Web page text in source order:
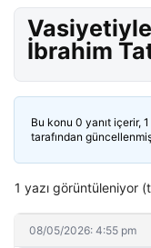
İbrahim
Bu konu 0 yanıt içerir,
tarafından
1 yazı görüntüleniyor
08/05/2026: 4:55 pm